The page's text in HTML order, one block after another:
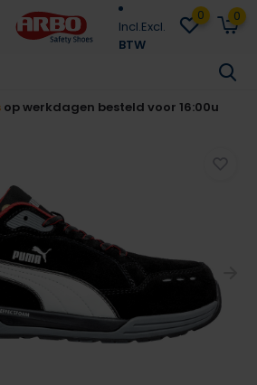
Incl.Excl.
BTW
0 0
betalenKlarna & Riverty